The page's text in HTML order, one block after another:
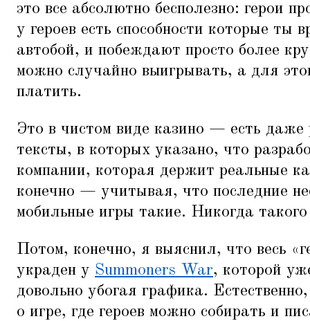
это все абсолютно бесполезно: герои
у героев есть способности которые ты
автобой, и побеждают просто более
можно случайно выигрывать, а для
платить.
Это в чистом виде казино — есть даже
тексты, в которых указано, что
компании, которая держит реальные
конечно — учитывая, что последние
мобильные игры такие. Никогда
Потом, конечно, я выяснил, что весь «
украден у Summoners War, которой
довольно убогая графика.
о игре, где героев можно собирать и